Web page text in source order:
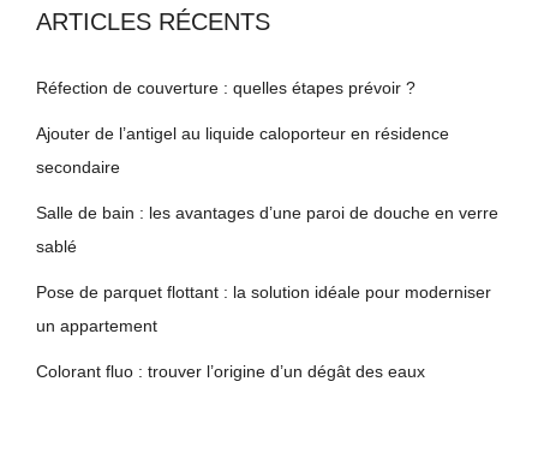
ARTICLES RÉCENTS
Réfection de couverture : quelles étapes prévoir ?
Ajouter de l’antigel au liquide caloporteur en résidence
secondaire
Salle de bain : les avantages d’une paroi de douche en verre
sablé
Pose de parquet flottant : la solution idéale pour moderniser
un appartement
Colorant fluo : trouver l’origine d’un dégât des eaux